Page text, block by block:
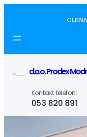
sadržaj
d.o.o. Prodex
Kontakt telefon:
053 820 891